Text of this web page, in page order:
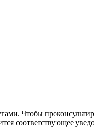
Чтобы
соответствующее